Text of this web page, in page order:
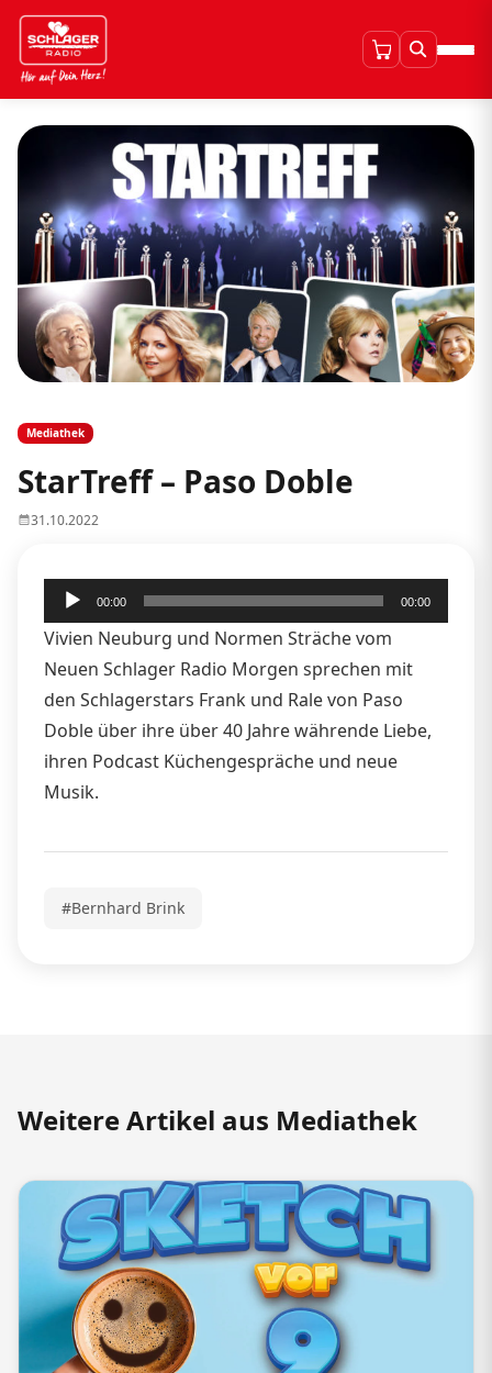
Mediathek
StarTreff – Paso Doble
31.10.2022
Audio-
Player
00:00 00:00
Vivien Neuburg und Normen Sträche vom
Neuen Schlager Radio Morgen sprechen mit
den Schlagerstars Frank und Rale von Paso
Doble über ihre über 40 Jahre währende Liebe,
ihren Podcast Küchengespräche und neue
Musik.
#Bernhard Brink
Weitere Artikel aus Mediathek